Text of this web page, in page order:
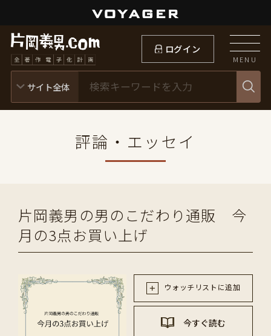
ログイン
MENU
評論・エッセイ
片岡義男の男のこだわり通販 今
月の3点お買い上げ
ウォッチリストに追加
今すぐ読む